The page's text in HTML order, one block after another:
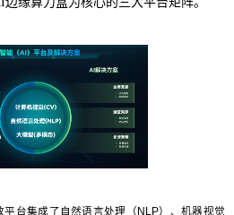
台集成了自然语言处理（NLP）、机器视觉